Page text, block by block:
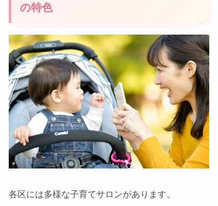
の特色
各区には多様な子育てサロンがあります。